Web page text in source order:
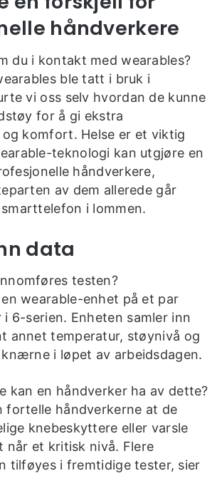
håndverkere
du i kontakt med wearables?
ble tatt i bruk i
vi oss selv hvordan de kunne
for å gi ekstra
komfort. Helse er et viktig
teknologi kan utgjøre en
håndverkere,
av dem allerede går
i lommen.
data
testen?
wearable-enhet på et par
i 6-serien. Enheten samler inn
annet temperatur, støynivå og
i løpet av arbeidsdagen.
kan en håndverker ha av dette?
fortelle håndverkerne at de
knebeskyttere eller varsle
når et kritisk nivå. Flere
tilføyes i fremtidige tester, sier